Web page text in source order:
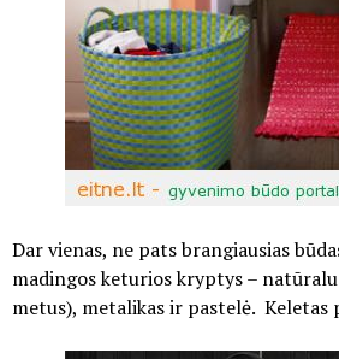
Dar vienas, ne pats brangiausias
madingos keturios kryptys –
metus), metalikas ir pastelė. Keletas